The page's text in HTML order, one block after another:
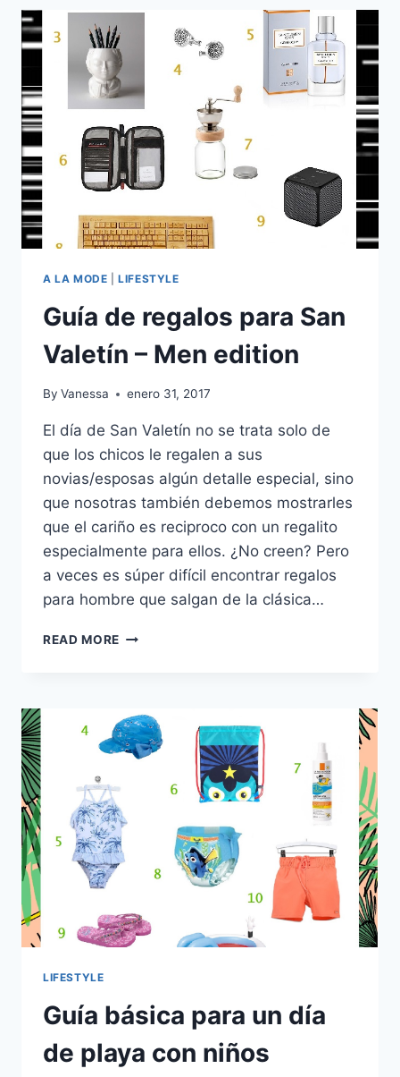
A
CLASES!
A LA MODE |LIFESTYLE
Guía de regalos para San
Valetín – Men edition
By Vanessa enero 31, 2017
El día de San Valetín no se trata solo de
que los chicos le regalen a sus
novias/esposas algún detalle especial, sino
que nosotras también debemos mostrarles
que el cariño es reciproco con un regalito
especialmente para ellos. ¿No creen? Pero
a veces es súper difícil encontrar regalos
para hombre que salgan de la clásica…
READ MORE GUÍA
VALETÍN
–
EDITION
LIFESTYLE
Guía básica para un día
de playa con niños